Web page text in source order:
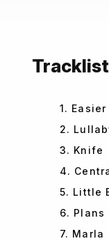
Tracklist
1. Easier
2.
3. Knife
4.
5. Little
6. Plans
7. Marla